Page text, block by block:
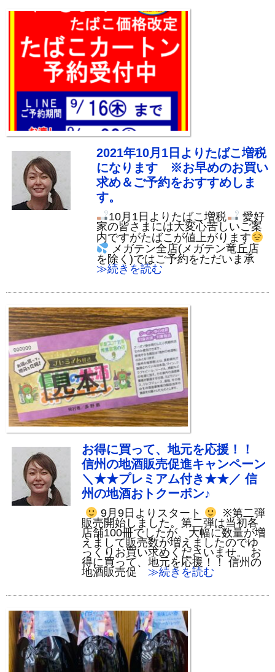
2021年10月1日よりたばこ増税
になります ※お早めのお買い
求め＆ご予約をおすすめしま
す。
10月1日よりたばこ増税
愛好
家の皆さまには大変心苦しいご案
内ですがたばこが値上がります
メガテン全店(メガテン竜丘店
を除く)ではご予約をただいま承
≫続きを読む
お得に買って、地元を応援！！
信州の地酒販売促進キャンペーン
＼★★プレミアム付き★★／ 信
州の地酒おトクーポン♪
9月9日よりスタート
※第二弾
販売開始しました。第二弾は当初各
店舗100冊でしたが、大幅に数量が増
えまして販売数が増えましたのでゆ
っくりお買い求めくださいませ。 お
得に買って、地元を応援！！ 信州の
地酒販売促
≫続きを読む